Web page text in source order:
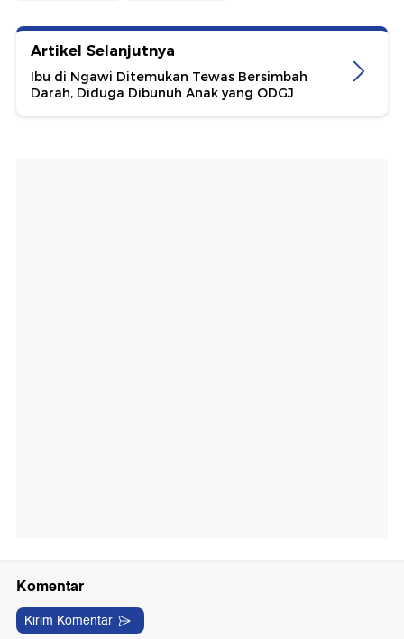
Artikel Selanjutnya
Ibu di Ngawi Ditemukan Tewas Bersimbah
Darah, Diduga Dibunuh Anak yang ODGJ